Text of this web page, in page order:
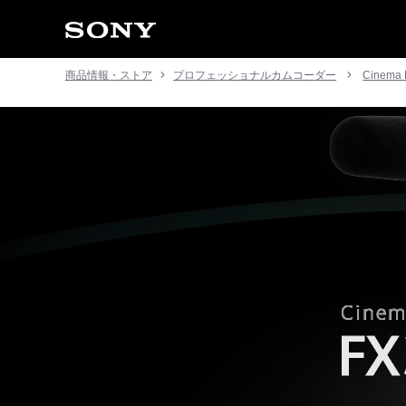
商品情報・ストア プロフェッショナルカムコーダー Cinema